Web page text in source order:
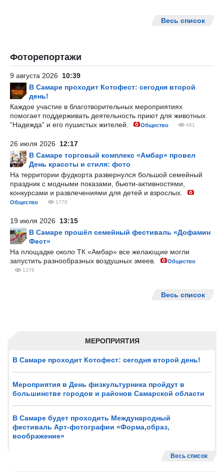
МЕРОПРИЯТИЯ
В Самаре проходит Котофест: сегодня второй день!
Мероприятия в День физкультурника пройдут в
большинстве городов и районов Самарской области
В Самаре будет проходить Международный
фестиваль Арт-фотографии «Форма,образ,
воображение»
Весь список
Весь список
Фоторепортажи
9 августа 2026 10:39
В Самаре проходит Котофест: сегодня второй
день!
Каждое участие в благотворительных мероприятиях
помогает поддерживать деятельность приют для животных
“Надежда” и его пушистых жителей.
Общество 461
26 июля 2026 12:17
В Самаре торговый комплекс «Амбар» провел
День красоты и стиля: фото
На территории фудкорта развернулся большой семейный
праздник с модными показами, бьюти-активностями,
конкурсами и развлечениями для детей и взрослых.
Общество 1770
19 июля 2026 13:15
В Самаре прошёл семейный фестиваль «Дофамин
Фест»
На площадке около ТК «Амбар» все желающие могли
запустить разнообразных воздушных змеев.
Общество
1278
Весь список